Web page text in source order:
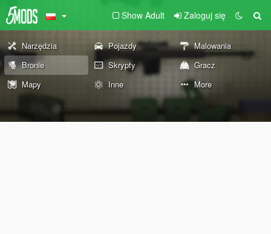
Show Adult Zaloguj się
Narzędzia Pojazdy
Malowania
Bronie
Skrypty
Gracz
Mapy
Inne More